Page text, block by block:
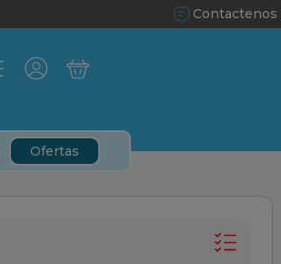
Contactenos
Ofertas